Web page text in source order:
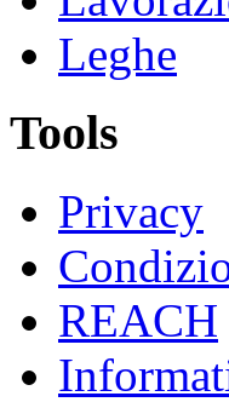
Leghe
Tools
Privacy
REACH